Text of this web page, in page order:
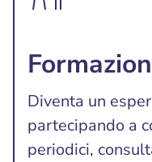
Diventa un
partecipando a
periodici,